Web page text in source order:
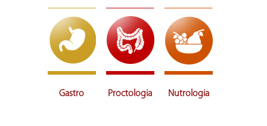
Gastro Proctologia Nutrologia